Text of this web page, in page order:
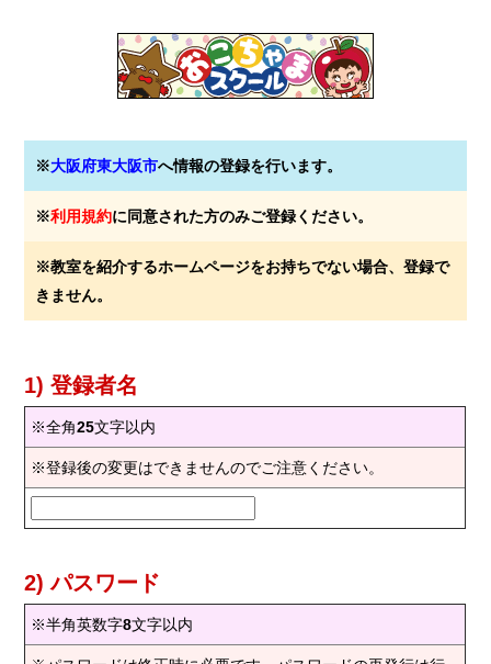
※大阪府東大阪市へ情報の登録を行います。
※利用規約に同意された方のみご登録ください。
※教室を紹介するホームページをお持ちでない場合、登録で
きません。
1) 登録者名
※全角25文字以内
※登録後の変更はできませんのでご注意ください。
2) パスワード
※半角英数字8文字以内